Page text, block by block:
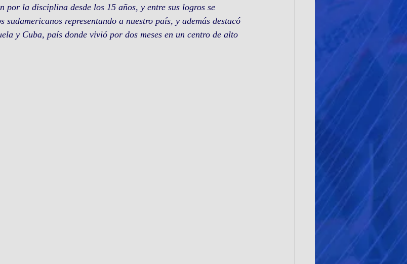
por la disciplina desde los 15 años, y entre sus logros se
representando a nuestro país, y además destacó
y Cuba, país donde vivió por dos meses en un centro de alto